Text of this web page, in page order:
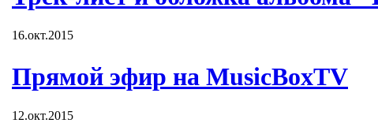
16.окт.2015
Прямой эфир на MusicBoxTV
12.окт.2015